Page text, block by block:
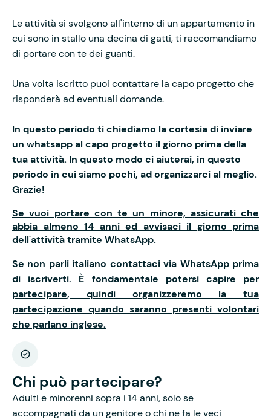
Le attività si svolgono all'interno di un appartamento in
cui sono in stallo una decina di gatti, ti raccomandiamo
di portare con te dei guanti.
Una volta iscritto puoi contattare la capo progetto che
risponderà ad eventuali domande.
In questo periodo ti chiediamo la cortesia di inviare
un whatsapp al capo progetto il giorno prima della
tua attività. In questo modo ci aiuterai, in questo
periodo in cui siamo pochi, ad organizzarci al meglio.
Grazie!
Se vuoi portare con te un minore, assicurati che
abbia almeno 14 anni ed avvisaci il giorno prima
dell'attività tramite WhatsApp.
Se non parli italiano contattaci via WhatsApp prima
di iscriverti. È fondamentale potersi capire per
partecipare, quindi organizzeremo la tua
partecipazione quando saranno presenti volontari
che parlano inglese.
Chi può partecipare?
Adulti e minorenni sopra i 14 anni, solo se
accompagnati da un genitore o chi ne fa le veci